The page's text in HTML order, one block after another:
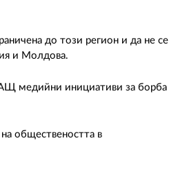
до този регион и да не се
и Молдова.
медийни инициативи за борба
обществеността в